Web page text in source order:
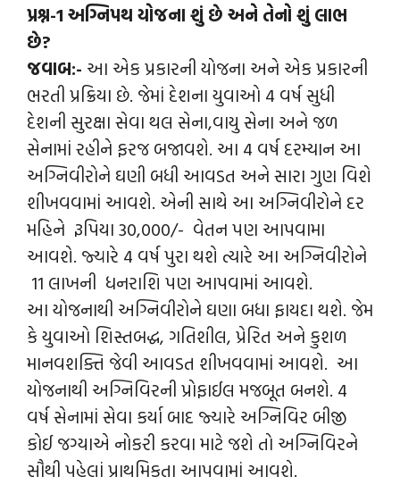
પ્રશ્ન-1 અગ્નિપથ યોજના શું છે અને તેનો શું લાભ
છે?
જવાબ:- આ એક પ્રકારની યોજના અને એક પ્રકારની
ભરતી પ્રક્રિયા છે. જેમાં દેશના યુવાઓ 4 વર્ષ સુધી
દેશની સુરક્ષા સેવા થલ સેના,વાયુ સેના અને જળ
સેનામાં રહીને ફરજ બજાવશે. આ 4 વર્ષ દરમ્યાન આ
અગ્નિવીરોને ઘણી બધી આવડત અને સારા ગુણ વિશે
શીખવવામાં આવશે. એની સાથે આ અગ્નિવીરોને દર
મહિને રૂપિયા 30,000/- વેતન પણ આપવામા
આવશે. જ્યારે 4 વર્ષ પુરા થશે ત્યારે આ અગ્નિવીરોને
11 લાખની ધનરાશિ પણ આપવામાં આવશે.
આ યોજનાથી અગ્નિવીરોને ઘણા બધા ફાયદા થશે. જેમ
કે યુવાઓ શિસ્તબદ્ધ, ગતિશીલ, પ્રેરિત અને કુશળ
માનવશક્તિ જેવી આવડત શીખવવામાં આવશે. આ
યોજનાથી અગ્નિવિરની પ્રોફાઈલ મજબૂત બનશે. 4
વર્ષ સેનામાં સેવા કર્યા બાદ જ્યારે અગ્નિવિર બીજી
કોઈ જગ્યાએ નોકરી કરવા માટે જશે તો અગ્નિવિરને
સૌથી પહેલાં પ્રાથમિકતા આપવામાં આવશે.